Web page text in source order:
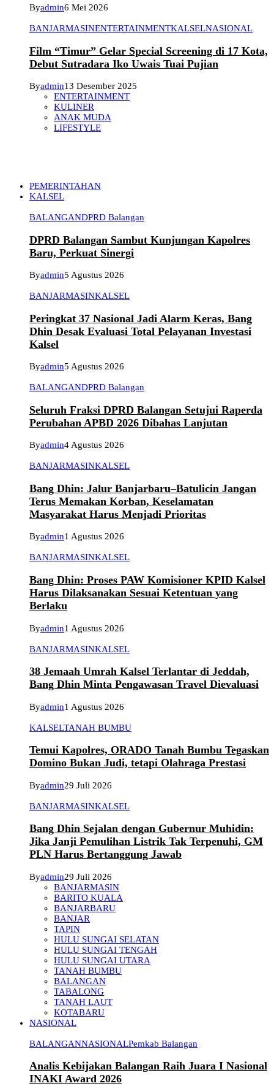
Byadmin6 Mei 2026
BANJARMASINENTERTAINMENTKALSELNASIONAL
Film “Timur” Gelar Special Screening di 17 Kota,
Debut Sutradara Iko Uwais Tuai Pujian
Byadmin13 Desember 2025
ENTERTAINMENT
KULINER
ANAK MUDA
LIFESTYLE
PEMERINTAHAN
KALSEL
BALANGANDPRD Balangan
DPRD Balangan Sambut Kunjungan Kapolres
Baru, Perkuat Sinergi
Byadmin5 Agustus 2026
BANJARMASINKALSEL
Peringkat 37 Nasional Jadi Alarm Keras, Bang
Dhin Desak Evaluasi Total Pelayanan Investasi
Kalsel
Byadmin5 Agustus 2026
BALANGANDPRD Balangan
Seluruh Fraksi DPRD Balangan Setujui Raperda
Perubahan APBD 2026 Dibahas Lanjutan
Byadmin4 Agustus 2026
BANJARMASINKALSEL
Bang Dhin: Jalur Banjarbaru–Batulicin Jangan
Terus Memakan Korban, Keselamatan
Masyarakat Harus Menjadi Prioritas
Byadmin1 Agustus 2026
BANJARMASINKALSEL
Bang Dhin: Proses PAW Komisioner KPID Kalsel
Harus Dilaksanakan Sesuai Ketentuan yang
Berlaku
Byadmin1 Agustus 2026
BANJARMASINKALSEL
38 Jemaah Umrah Kalsel Terlantar di Jeddah,
Bang Dhin Minta Pengawasan Travel Dievaluasi
Byadmin1 Agustus 2026
KALSELTANAH BUMBU
Temui Kapolres, ORADO Tanah Bumbu Tegaskan
Domino Bukan Judi, tetapi Olahraga Prestasi
Byadmin29 Juli 2026
BANJARMASINKALSEL
Bang Dhin Sejalan dengan Gubernur Muhidin:
Jika Janji Pemulihan Listrik Tak Terpenuhi, GM
PLN Harus Bertanggung Jawab
Byadmin29 Juli 2026
BANJARMASIN
BARITO KUALA
BANJARBARU
BANJAR
TAPIN
HULU SUNGAI SELATAN
HULU SUNGAI TENGAH
HULU SUNGAI UTARA
TANAH BUMBU
BALANGAN
TABALONG
TANAH LAUT
KOTABARU
NASIONAL
BALANGANNASIONALPemkab Balangan
Analis Kebijakan Balangan Raih Juara I Nasional
INAKI Award 2026